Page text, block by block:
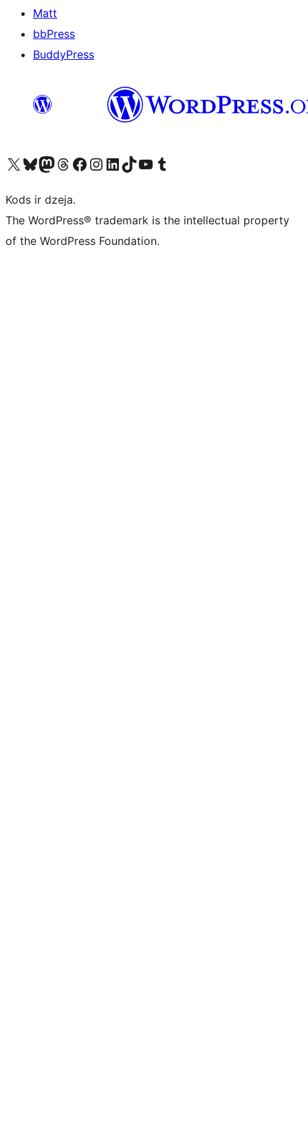
Matt
bbPress
BuddyPress
Apmeklējiet mūsu X (agrāk Twitter) kontu
Apmeklējiet mūsu Bluesky kontu
Apmeklējiet mūsu Mastodon kontu
Apmeklējiet mūsu Threads kontu
Apmeklējiet mūsu Facebook lapuApmeklējiet mūsu Instagram kontu
Apmeklējiet mūsu LinkedIn kontu
Apmeklējiet mūsu TikTok kontu
Apmeklējiet mūsu YouTube kanālu
Apmeklējiet mūsu Tumblr kontu
Kods ir dzeja.
The WordPress® trademark is the intellectual property
of the WordPress Foundation.